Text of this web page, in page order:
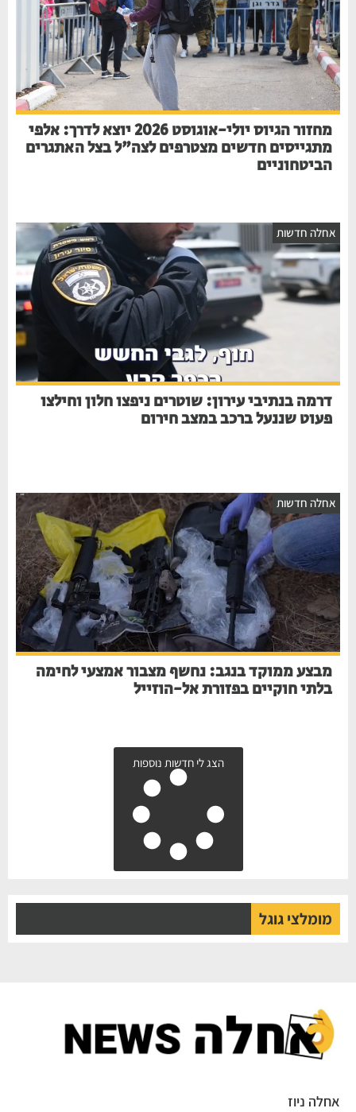
מחזור הגיוס יולי-אוגוסט 2026 יוצא לדרך: אלפי
מתגייסים חדשים מצטרפים לצה"ל בצל האתגרים
הביטחוניים
אחלה חדשות
דרמה בנתיבי עירון: שוטרים ניפצו חלון וחילצו
פעוט שננעל ברכב במצב חירום
אחלה חדשות
מבצע ממוקד בנגב: נחשף מצבור אמצעי לחימה
בלתי חוקיים בפזורת אל-הוזייל
הצג לי חדשות נוספות
מומלצי גוגל
אחלה ניוז